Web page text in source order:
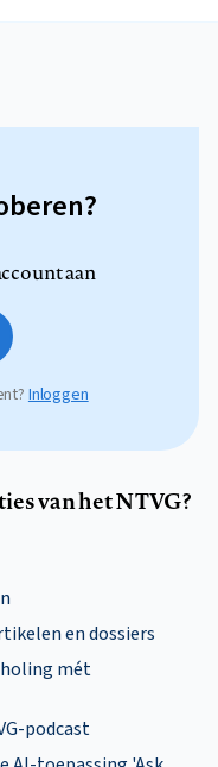
aan
Inloggen
van het NTVG?
en dossiers
mét
podcast